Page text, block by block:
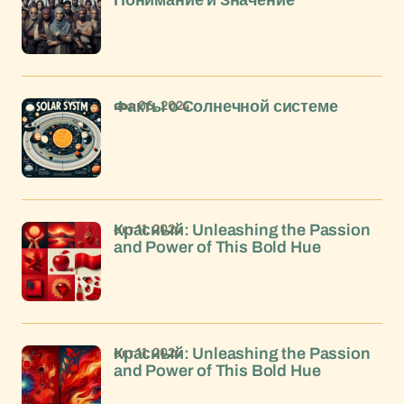
Факты о Солнечной системе
ноя 06, 2024
Красный: Unleashing the Passion
and Power of This Bold Hue
окт 11, 2024
Красный: Unleashing the Passion
and Power of This Bold Hue
окт 11, 2024